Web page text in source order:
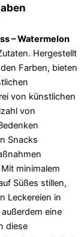
– Watermelon
Hergestellt
Farben, bieten
von künstlichen
von
Snacks
minimalem
Süßes stillen,
Leckereien in
eine
diese